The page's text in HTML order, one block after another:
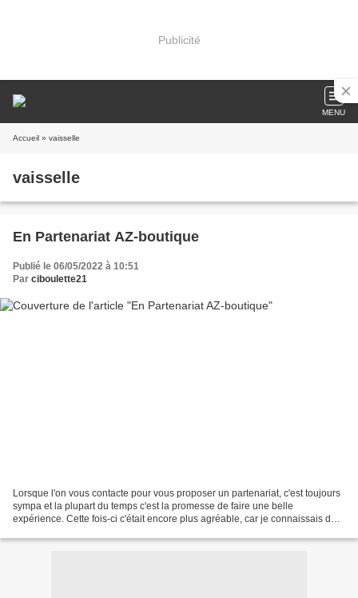
Publicité
MENU
Accueil » vaisselle
vaisselle
En Partenariat AZ-boutique
Publié le 06/05/2022 à 10:51
Par ciboulette21
Lorsque l'on vous contacte pour vous proposer un partenariat, c'est toujours
sympa et la plupart du temps c'est la promesse de faire une belle
expérience. Cette fois-ci c'était encore plus agréable, car je connaissais déjà